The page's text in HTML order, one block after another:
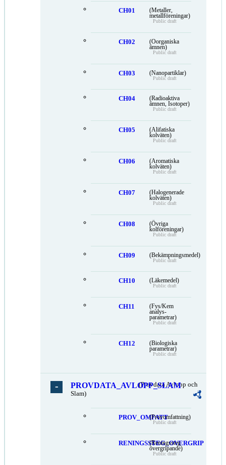
CH01
(Metaller,
metallföreningar)
Public draft
CH02
(Oorganiska
ämnen)
Public draft
CH03 (Nanopartiklar)
Public draft
CH04
(Radioaktiva
ämnen, Isotoper)
Public draft
CH05
(Alifatiska
kolväten)
Public draft
CH06
(Aromatiska
kolväten)
Public draft
CH07
(Halogenerade
kolväten)
Public draft
CH08
(Övriga
kolföreningar)
Public draft
CH09 (Bekämpningsmedel)
Public draft
CH10 (Läkemedel)
Public draft
CH11
(Fys/Kem
analys-
parametrar)
Public draft
CH12
(Biologiska
parametrar)
Public draft
PROVDATA_AVLOPP_SLAM
(Provdata Avlopp och
Slam)
PROV_OMFATT(Provomfattning)
Public draft
RENINGSSTEG_OVERGRIP
(Reningssteg
övergripande)
Public draft